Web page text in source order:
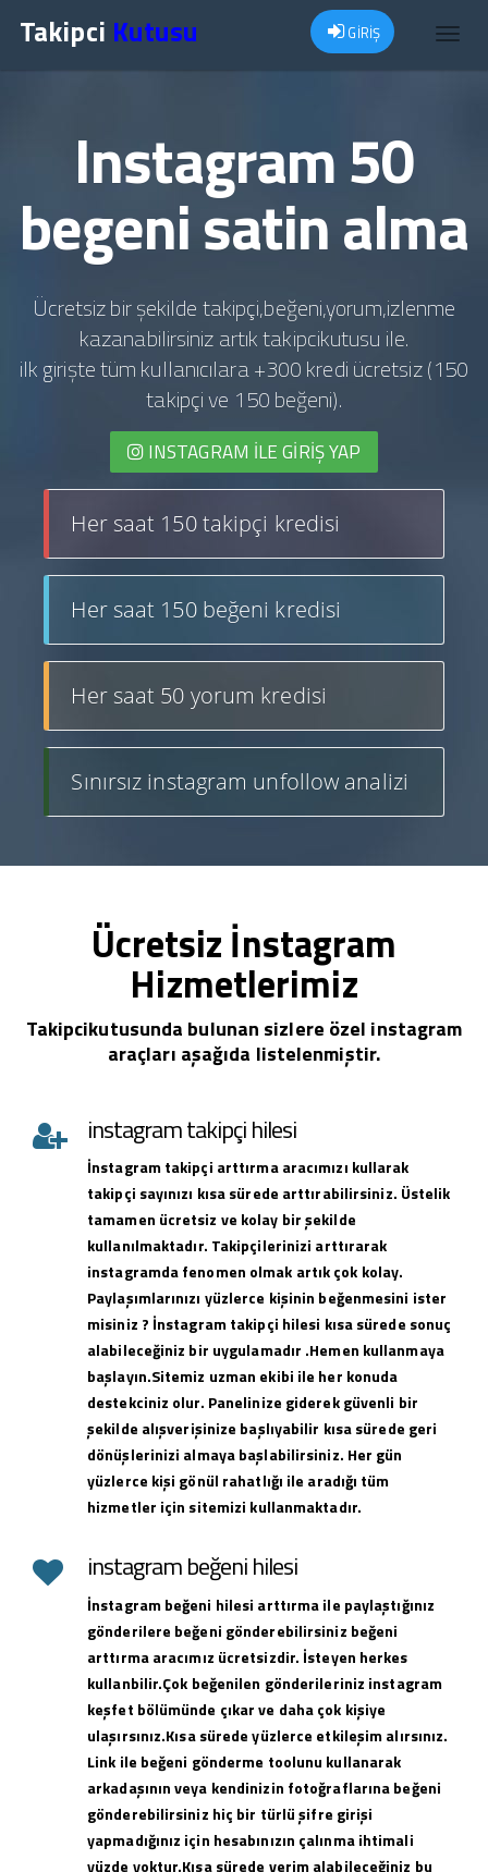
Takipci Kutusu GİRİŞ
Instagram 50
begeni satin alma
Ücretsiz bir şekilde takipçi,beğeni,yorum,izlenme
kazanabilirsiniz artık takipcikutusu ile.
ilk girişte tüm kullanıcılara +300 kredi ücretsiz (150
takipçi ve 150 beğeni).
INSTAGRAM İLE GIRIŞ YAP
Her saat 150 takipçi kredisi
Her saat 150 beğeni kredisi
Her saat 50 yorum kredisi
Sınırsız instagram unfollow analizi
Ücretsiz İnstagram
Hizmetlerimiz
Takipcikutusunda bulunan sizlere özel instagram
araçları aşağıda listelenmiştir.
instagram takipçi hilesi
İnstagram takipçi arttırma aracımızı kullarak
takipçi sayınızı kısa sürede arttırabilirsiniz. Üstelik
tamamen ücretsiz ve kolay bir şekilde
kullanılmaktadır. Takipçilerinizi arttırarak
instagramda fenomen olmak artık çok kolay.
Paylaşımlarınızı yüzlerce kişinin beğenmesini ister
misiniz ? İnstagram takipçi hilesi kısa sürede sonuç
alabileceğiniz bir uygulamadır .Hemen kullanmaya
başlayın.Sitemiz uzman ekibi ile her konuda
destekciniz olur. Panelinize giderek güvenli bir
şekilde alışverişinize başlıyabilir kısa sürede geri
dönüşlerinizi almaya başlabilirsiniz. Her gün
yüzlerce kişi gönül rahatlığı ile aradığı tüm
hizmetler için sitemizi kullanmaktadır.
instagram beğeni hilesi
İnstagram beğeni hilesi arttırma ile paylaştığınız
gönderilere beğeni gönderebilirsiniz beğeni
arttırma aracımız ücretsizdir. İsteyen herkes
kullanbilir.Çok beğenilen gönderileriniz instagram
keşfet bölümünde çıkar ve daha çok kişiye
ulaşırsınız.Kısa sürede yüzlerce etkileşim alırsınız.
Link ile beğeni gönderme toolunu kullanarak
arkadaşının veya kendinizin fotoğraflarına beğeni
gönderebilirsiniz hiç bir türlü şifre girişi
yapmadığınız için hesabınızın çalınma ihtimali
yüzde yoktur.Kısa sürede verim alabileceğiniz bu